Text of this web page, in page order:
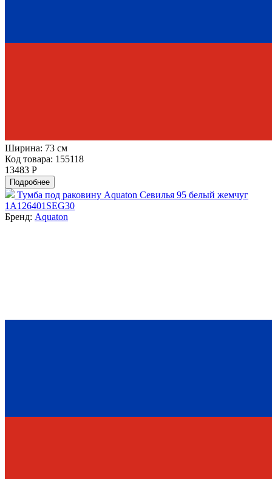
Ширина: 73 см
Код товара: 155118
13483 Р
Подробнее
Тумба под раковину Aquaton Севилья 95 белый жемчуг
1A126401SEG30
Бренд: Aquaton